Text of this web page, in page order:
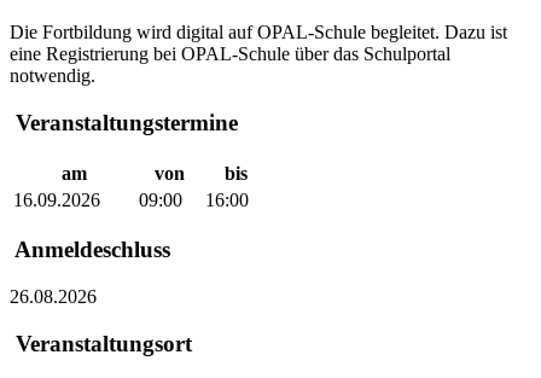
Die Fortbildung wird digital auf OPAL-Schule begleitet. Dazu ist
eine Registrierung bei OPAL-Schule über das Schulportal
notwendig.
Veranstaltungstermine
am von
bis
16.09.2026
09:00 16:00
Anmeldeschluss
26.08.2026
Veranstaltungsort